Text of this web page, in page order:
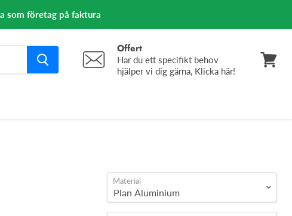
som företag på faktura
Offert
Har du ett specifikt behov
hjälper vi dig gärna, Klicka här!
Material